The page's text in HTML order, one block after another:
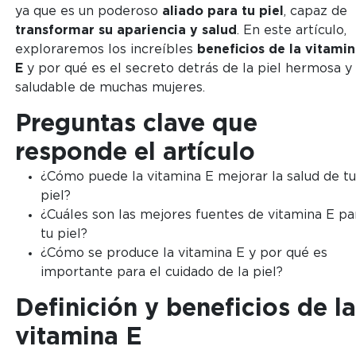
ya que es un poderoso aliado para tu piel , capaz de
transformar su apariencia y salud. En este artículo,
exploraremos los increíbles beneficios de la
Ey por qué es el secreto detrás de la piel hermosa y
saludable de muchas mujeres.
Preguntas clave que
responde el artículo
¿Cómo puede la vitamina E mejorar la salud de tu
piel?
¿Cuáles son las mejores fuentes de vitamina E
tu piel?
¿Cómo se produce la vitamina E y por qué es
importante para el cuidado de la piel?
Definición y beneficios de la
vitamina E